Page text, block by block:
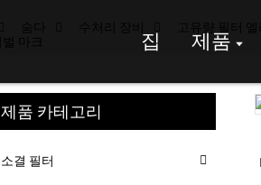
집 제품
제품 카테고리
소결 필터
Loading...
Loading...